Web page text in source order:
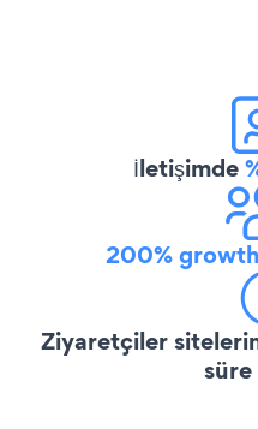
İletişimde
200% growth
Ziyaretçiler